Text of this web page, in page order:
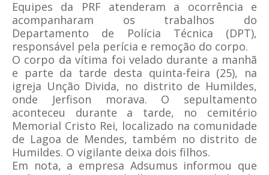
Equipes da PRF atenderam a ocorrência e
acompanharam os trabalhos do
Departamento de Polícia Técnica (DPT),
responsável pela perícia e remoção do corpo.
O corpo da vítima foi velado durante a manhã
e parte da tarde desta quinta-feira (25), na
igreja Unção Divida, no distrito de Humildes,
onde Jerfison morava. O sepultamento
aconteceu durante a tarde, no cemitério
Memorial Cristo Rei, localizado na comunidade
de Lagoa de Mendes, também no distrito de
Humildes. O vigilante deixa dois filhos.
Em nota, a empresa Adsumus informou que